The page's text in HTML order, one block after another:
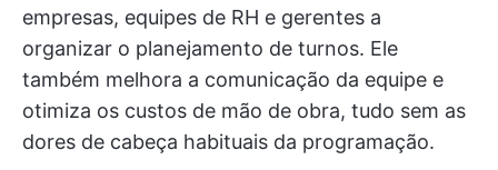
empresas, equipes de RH e gerentes a
organizar o planejamento de turnos. Ele
também melhora a comunicação da equipe e
otimiza os custos de mão de obra, tudo sem as
dores de cabeça habituais da programação.